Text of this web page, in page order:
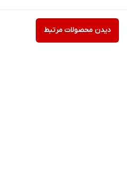
دیدن محصولات مرتبط